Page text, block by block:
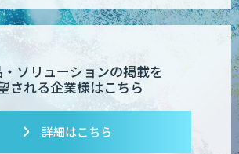
Dify導入支援
Dify開発支援
ソリューションの掲載を
される企業様はこちら
詳細はこちら